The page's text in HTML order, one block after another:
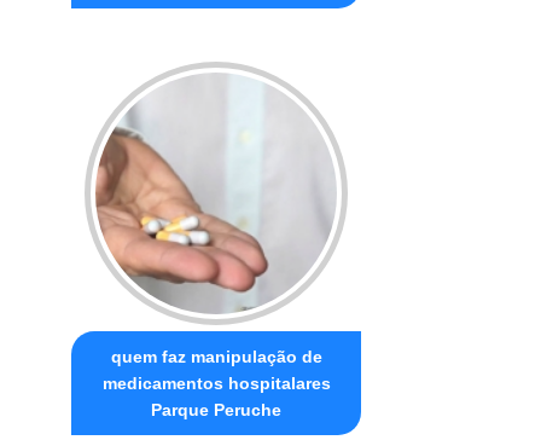
quem faz manipulação de
medicamentos hospitalares
Parque Peruche